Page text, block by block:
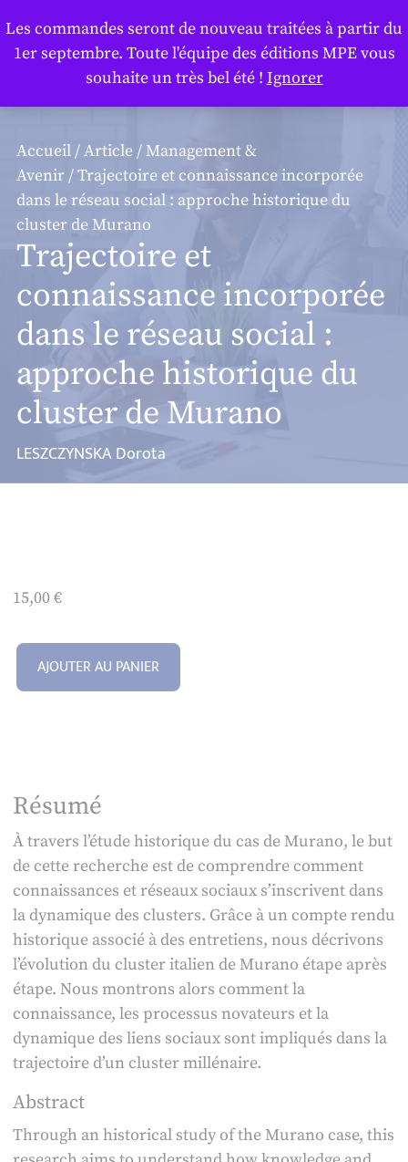
Accueil/Article/ Management &
Avenir/ Trajectoire et connaissance incorporée
dans le réseau social : approche historique du
cluster de Murano
Trajectoire et
connaissance incorporée
dans le réseau social :
approche historique du
cluster de Murano
LESZCZYNSKA Dorota
15,00€
AJOUTER AU PANIER
Résumé
À travers l’étude historique du cas de Murano, le but
de cette recherche est de comprendre comment
connaissances et réseaux sociaux s’inscrivent dans
la dynamique des clusters. Grâce à un compte rendu
historique associé à des entretiens, nous décrivons
l’évolution du cluster italien de Murano étape après
étape. Nous montrons alors comment la
connaissance, les processus novateurs et la
dynamique des liens sociaux sont impliqués dans la
trajectoire d’un cluster millénaire.
Abstract
Through an historical study of the Murano case, this
Les commandes seront de nouveau traitées à partir du
1er septembre. Toute l'équipe des éditions MPE vous
souhaite un très bel été ! Ignorer